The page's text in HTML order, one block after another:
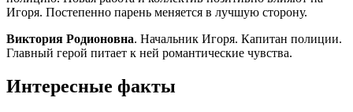
Игоря. Постепенно парень меняется в лучшую сторону.
Виктория Родионовна. Начальник Игоря. Капитан полиции.
Главный герой питает к ней романтические чувства.
Интересные факты